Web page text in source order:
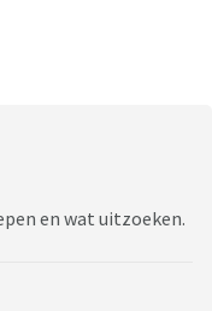
en wat uitzoeken.